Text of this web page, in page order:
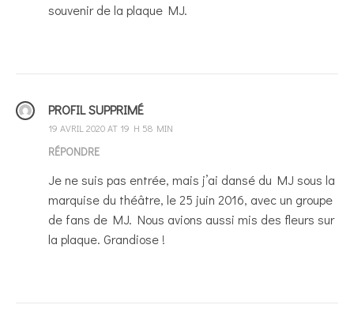
souvenir de la plaque MJ.
PROFIL SUPPRIMÉ
19 AVRIL 2020 AT 19 H 58 MIN
RÉPONDRE
Je ne suis pas entrée, mais j’ai dansé du MJ sous la
marquise du théâtre, le 25 juin 2016, avec un groupe
de fans de MJ. Nous avions aussi mis des fleurs sur
la plaque. Grandiose !